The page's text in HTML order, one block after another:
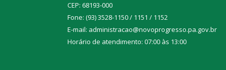
CEP: 68193-000
Fone: (93) 3528-1150 / 1151 / 1152
E-mail: administracao@novoprogresso.pa.gov.br
Horário de atendimento: 07:00 às 13:00